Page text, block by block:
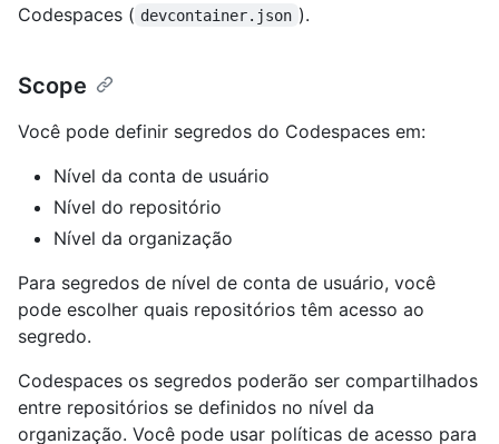
Codespaces ( devcontainer.json ).
Scope
Você pode definir segredos do Codespaces em:
Nível da conta de usuário
Nível do repositório
Nível da organização
Para segredos de nível de conta de usuário, você
pode escolher quais repositórios têm acesso ao
segredo.
Codespaces os segredos poderão ser compartilhados
entre repositórios se definidos no nível da
organização. Você pode usar políticas de acesso para